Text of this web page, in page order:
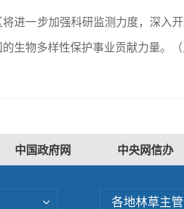
将进一步加强科研监测力度，深入
生物多样性保护事业贡献力量。（
中国政府网 中央网信办
各地林草主